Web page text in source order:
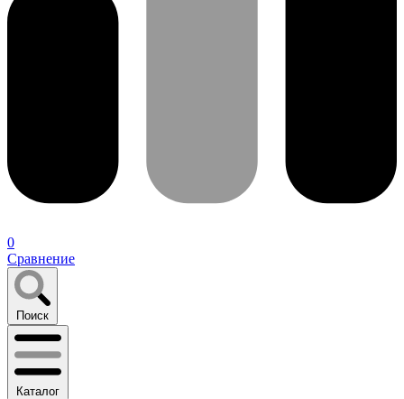
0
Сравнение
Поиск
Каталог